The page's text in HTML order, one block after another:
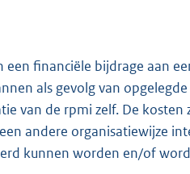
financiële bijdrage aan
als gevolg van
van de rpmi zelf. De kosten
andere organisatiewijze
kunnen worden en/of